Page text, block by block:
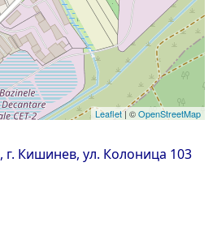
Leaflet| ©OpenStreetMap
Кишинев, ул. Колоница 103